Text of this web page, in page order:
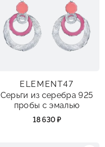
ELEMENT47
Серьги из серебра 925
пробы с эмалью
18 630 ₽